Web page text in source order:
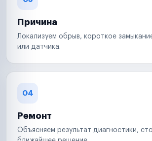
Причина
Локализуем обрыв, короткое
или датчика.
04
Ремонт
Объясняем результат диагностики,